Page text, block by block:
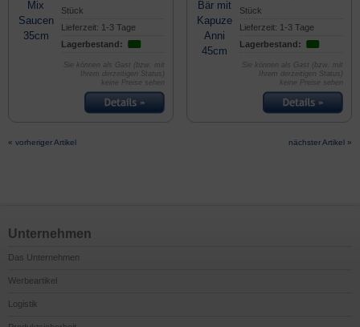
Stück
Lieferzeit: 1-3 Tage
Lagerbestand:
Sie können als Gast (bzw. mit
Ihrem derzeitigen Status)
keine Preise sehen
Stück
Lieferzeit: 1-3 Tage
Lagerbestand:
Sie können als Gast (bzw. mit
Ihrem derzeitigen Status)
keine Preise sehen
« vorheriger Artikel nächster Artikel »
Unternehmen
Das Unternehmen
Werbeartikel
Logistik